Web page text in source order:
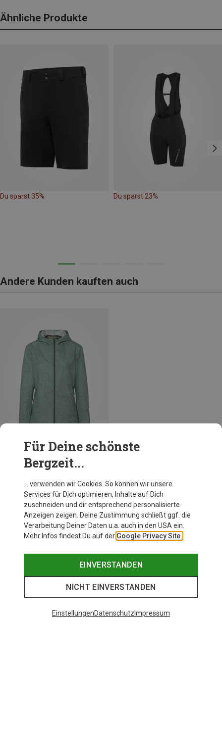
Ähnliche Produkte
Du sparst 35% Du sparst 23%
Andere Kunden kauften auch
Du sparst 31%
Für Deine schönste
Bergzeit...
… verwenden wir Cookies. So können wir unsere
Services für Dich optimieren, Inhalte auf Dich
zuschneiden und dir entsprechend personalisierte
Anzeigen zeigen. Deine Zustimmung schließt ggf. die
Verarbeitung Deiner Daten u.a. auch in den USA ein.
Mehr Infos findest Du auf der Google Privacy Site.
EINVERSTANDEN
NICHT EINVERSTANDEN
EinstellungenDatenschutz Impressum